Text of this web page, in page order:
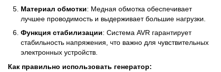
Материал обмотки: Медная обмотка обеспечивает
лучшее проводимость и выдерживает большие нагрузки.
Функция стабилизации: Система AVR гарантирует
стабильность напряжения, что важно для чувствительных
электронных устройств.
Как правильно использовать генератор: